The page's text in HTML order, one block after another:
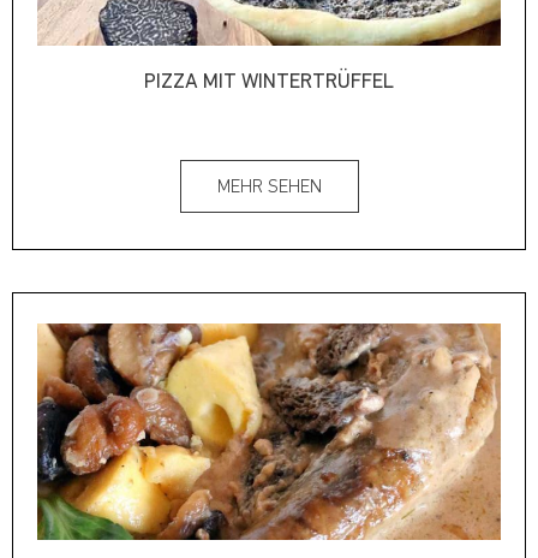
PIZZA MIT WINTERTRÜFFEL
MEHR SEHEN